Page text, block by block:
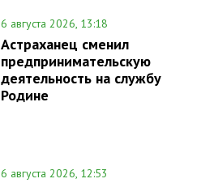
6 августа 2026, 13:18
Астраханец сменил
предпринимательскую
деятельность на службу
Родине
6 августа 2026, 12:53